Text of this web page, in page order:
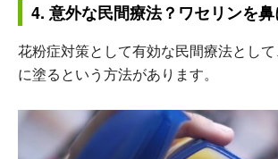
4. 意外な民間療法？ワセリンを
花粉症対策として有効な民間療法とし
に塗るという方法があります。